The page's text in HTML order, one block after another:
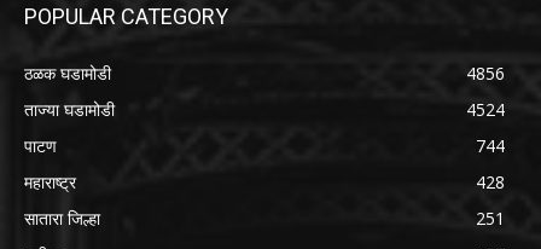
POPULAR CATEGORY
ठळक घडामोडी
4856
ताज्या घडामोडी
4524
पाटण
744
महाराष्ट्र
428
सातारा जिल्हा
251